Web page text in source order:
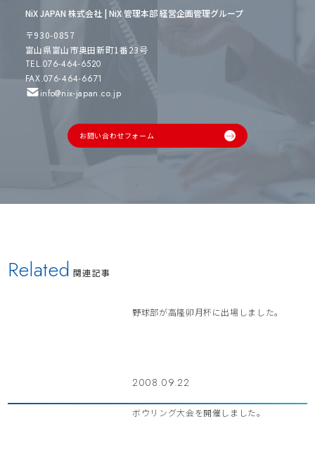
NiX JAPAN 株式会社 | NiX 管理本部 経営企画管理グループ
〒930-0857
富山県富山市奥田新町1番23号
TEL.076-464-6520
FAX.076-464-6671
info@nix-japan.co.jp
お問い合わせフォーム
Related 関連記事
野球部が高隆卯月杯に出場しました。
2008.09.22
ボウリング大会を開催しました。